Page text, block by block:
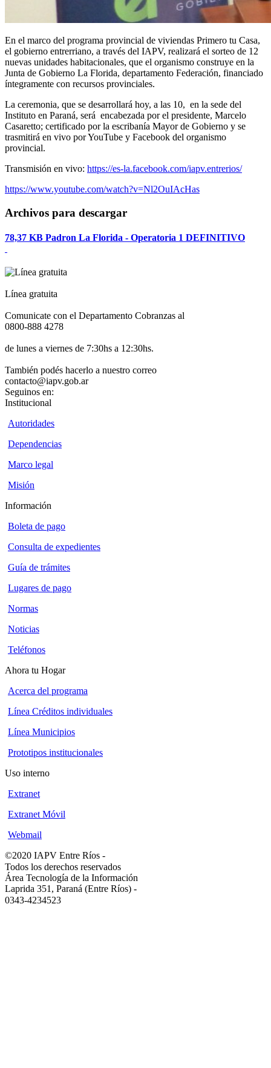
En el marco del programa provincial de viviendas Primero tu Casa,
el gobierno entrerriano, a través del IAPV, realizará el sorteo de 12
nuevas unidades habitacionales, que el organismo construye en la
Junta de Gobierno La Florida, departamento Federación, financiado
íntegramente con recursos provinciales.
La ceremonia, que se desarrollará hoy, a las 10, en la sede del
Instituto en Paraná, será encabezada por el presidente, Marcelo
Casaretto; certificado por la escribanía Mayor de Gobierno y se
trasmitirá en vivo por YouTube y Facebook del organismo
provincial.
Transmisión en vivo: https://es-la.facebook.com/iapv.entrerios/
https://www.youtube.com/watch?v=Nl2OuIAcHas
Archivos para descargar
78,37 KB Padron La Florida - Operatoria 1 DEFINITIVO
Línea gratuita
Comunicate con el Departamento Cobranzas al
0800-888 4278
de lunes a viernes de 7:30hs a 12:30hs.
También podés hacerlo a nuestro correo
contacto@iapv.gob.ar
Seguinos en:
Institucional
Autoridades
Dependencias
Marco legal
Misión
Información
Boleta de pago
Consulta de expedientes
Guía de trámites
Lugares de pago
Normas
Noticias
Teléfonos
Ahora tu Hogar
Acerca del programa
Línea Créditos individuales
Línea Municipios
Prototipos institucionales
Uso interno
Extranet
Extranet Móvil
Webmail
©2020 IAPV Entre Ríos -
Todos los derechos reservados
Área Tecnología de la Información
Laprida 351, Paraná (Entre Ríos) -
0343-4234523